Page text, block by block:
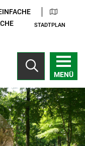
STADTPLAN
MENÜ